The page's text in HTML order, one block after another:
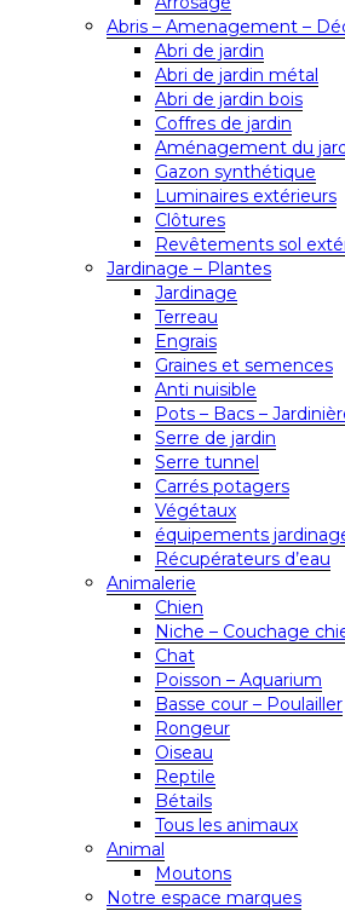
Abris – Amenagement –
Abri de jardin
Abri de jardin métal
Abri de jardin bois
Coffres de jardin
Aménagement du
Gazon synthétique
Luminaires extérieurs
Clôtures
Revêtements sol
Jardinage – Plantes
Jardinage
Terreau
Engrais
Graines et semences
Anti nuisible
Pots – Bacs –
Serre de jardin
Serre tunnel
Carrés potagers
Végétaux
équipements
Récupérateurs d’eau
Animalerie
Chien
Niche – Couchage
Chat
Poisson – Aquarium
Basse cour – Poulailler
Rongeur
Oiseau
Reptile
Bétails
Tous les animaux
Animal
Moutons
Notre espace marques